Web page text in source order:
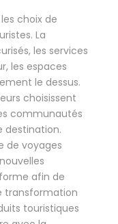
choix de
La
les services
les espaces
le dessus.
choisissent
communautés
destination.
de voyages
afin de
transformation
touristiques